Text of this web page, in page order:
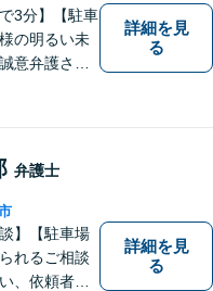
3分】【駐車
の明るい未
意弁護させ
ト／刑事／
困りごとに
個室で対
詳細を見
る
弁護士
】【駐車場
れるご相談
、依頼者の
詳細を見
る